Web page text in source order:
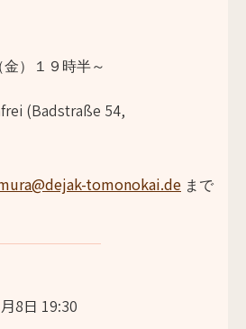
）１９時半～
(Badstraße 54,
tomonokai.de まで
8日 19:30